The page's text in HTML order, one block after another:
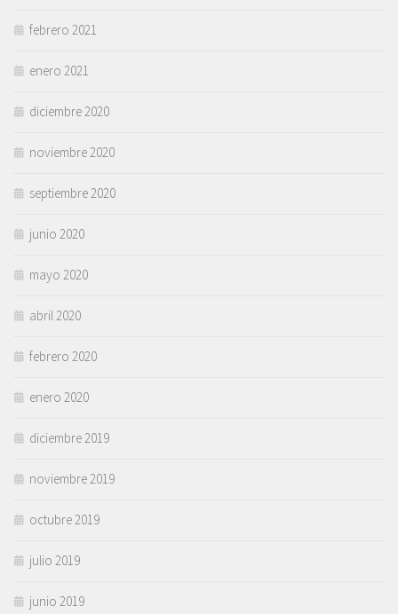
febrero 2021
enero 2021
diciembre 2020
noviembre 2020
septiembre 2020
junio 2020
mayo 2020
abril 2020
febrero 2020
enero 2020
diciembre 2019
noviembre 2019
octubre 2019
julio 2019
junio 2019